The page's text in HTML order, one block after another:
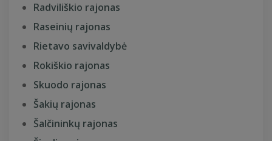
Radviliškio rajonas
Raseinių rajonas
Rietavo savivaldybė
Rokiškio rajonas
Skuodo rajonas
Šakių rajonas
Šalčininkų rajonas